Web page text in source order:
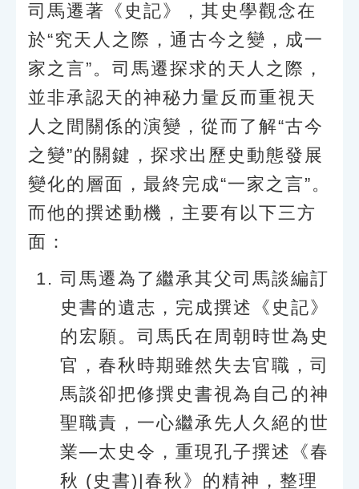
司馬遷著《史記》，其史學觀念在
於“究天人之際，通古今之變，成一
家之言”。司馬遷探求的天人之際，
並非承認天的神秘力量反而重視天
人之間關係的演變，從而了解“古今
之變”的關鍵，探求出歷史動態發展
變化的層面，最終完成“一家之言”。
而他的撰述動機，主要有以下三方
面：
司馬遷為了繼承其父司馬談編訂
史書的遺志，完成撰述《史記》
的宏願。司馬氏在周朝時世為史
官，春秋時期雖然失去官職，司
馬談卻把修撰史書視為自己的神
聖職責，一心繼承先人久絕的世
業—太史令，重現孔子撰述《春
秋 (史書)|春秋》的精神，整理